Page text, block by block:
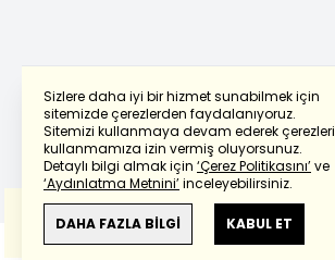
Sizlere daha iyi bir hizmet sunabilmek için
sitemizde çerezlerden faydalanıyoruz.
Sitemizi kullanmaya devam ederek çerezleri
kullanmamıza izin vermiş oluyorsunuz.
Detaylı bilgi almak için ‘Çerez Politikasını’ve
‘Aydınlatma Metnini’inceleyebilirsiniz.
DAHA FAZLA BİLGİ KABUL ET
Powered by Translate
Bu çevirideGoogle Transletekullanılmıştır.
Anlam ve çeviri hatalarından
haberturk.com
sorumlu değildir.